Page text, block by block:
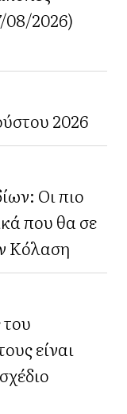
08/2026)
2026
Οι πιο
που θα σε
Κόλαση
είναι